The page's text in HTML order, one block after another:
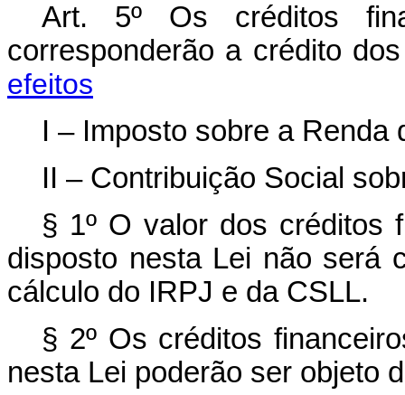
Art. 5º Os créditos
corresponderão a crédito
efeitos
I – Imposto sobre a
II – Contribuição Social
§ 1º O valor dos créditos
disposto nesta Lei não será
cálculo do IRPJ e da CSLL.
§ 2º Os créditos
nesta Lei poderão ser objeto